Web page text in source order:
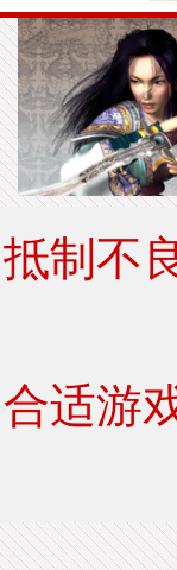
抵制不
合适游